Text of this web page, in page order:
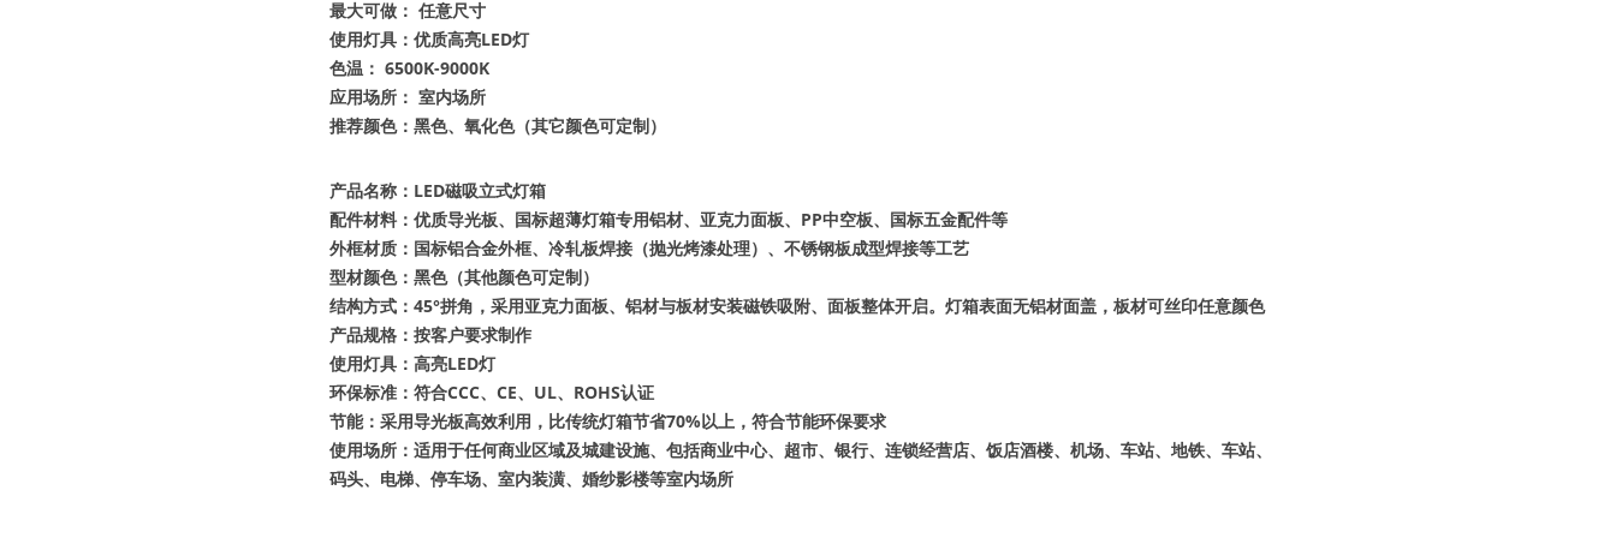
最大可做： 任意尺寸
使用灯具：优质高亮LED灯
色温： 6500K-9000K
应用场所： 室内场所
推荐颜色：黑色、氧化色（其它颜色可定制）
产品名称：LED磁吸立式灯箱
配件材料：优质导光板、国标超薄灯箱专用铝材、亚克力面板、PP中空板、国标五金配件等
外框材质：国标铝合金外框、冷轧板焊接（抛光烤漆处理）、不锈钢板成型焊接等工艺
型材颜色：黑色（其他颜色可定制）
结构方式：45°拼角，采用亚克力面板、铝材与板材安装磁铁吸附、面板整体开启。灯箱表面无铝材面盖，板材可丝印任意颜色
产品规格：按客户要求制作
使用灯具：高亮LED灯
环保标准：符合CCC、CE、UL、ROHS认证
节能：采用导光板高效利用，比传统灯箱节省70%以上，符合节能环保要求
使用场所：适用于任何商业区域及城建设施、包括商业中心、超市、银行、连锁经营店、饭店酒楼、机场、车站、地铁、车站、
码头、电梯、停车场、室内装潢、婚纱影楼等室内场所